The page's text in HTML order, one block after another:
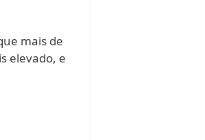
mais de
elevado, e